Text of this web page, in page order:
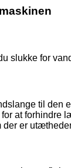
slukke for
til den
at forhindre
der er